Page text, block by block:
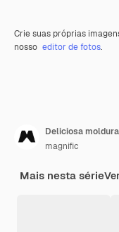
Crie suas próprias
nosso editor de fotos.
Deliciosa
magnific
Mais nesta série